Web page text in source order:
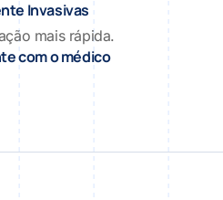
Invasivas
mais rápida.
com o médico